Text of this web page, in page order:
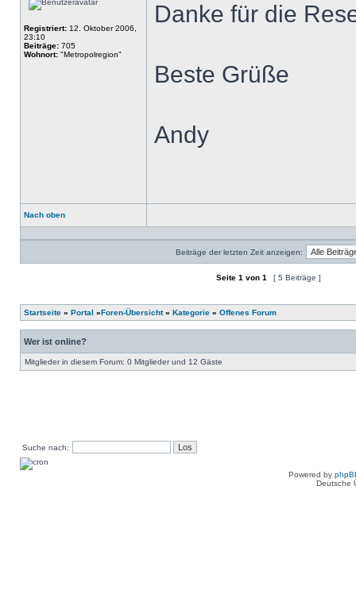
Registriert: 12. Oktober 2006,
23:10
Beiträge: 705
Wohnort: "Metropolregion"
Danke für die
Beste Grüße
Andy
Nach oben
Profil
Beiträge der letzten Zeit anzeigen:
Seite 1 von 1 [ 5 Beiträge ]
Startseite » Portal »Foren-Übersicht» Kategorie » Offenes Forum
Wer ist online?
Mitglieder in diesem Forum: 0 Mitglieder und 12 Gäste
Suche nach:
Powered by
Deutsche